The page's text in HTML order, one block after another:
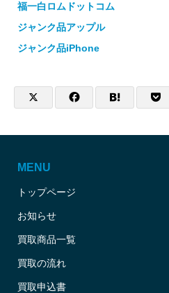
福一白ロムドットコム
ジャンク品アップル
ジャンク品iPhone
MENU
トップページ
お知らせ
買取商品一覧
買取の流れ
買取申込書